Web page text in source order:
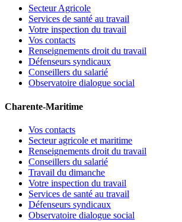
Secteur Agricole
Services de santé au travail
Votre inspection du travail
Vos contacts
Renseignements droit du travail
Défenseurs syndicaux
Conseillers du salarié
Observatoire dialogue social
Charente-Maritime
Vos contacts
Secteur agricole et maritime
Renseignements droit du travail
Conseillers du salarié
Travail du dimanche
Votre inspection du travail
Services de santé au travail
Défenseurs syndicaux
Observatoire dialogue social